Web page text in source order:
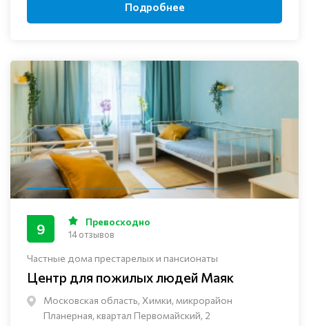
Подробнее
Частные дома престарелых и пансионаты
Центр для пожилых людей Маяк
Московская область, Химки, микрорайон
Планерная, квартал Первомайский, 2
9 Превосходно
14 отзывов